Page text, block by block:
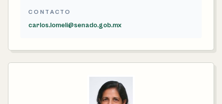
CONTACTO
carlos.lomeli@senado.gob.mx